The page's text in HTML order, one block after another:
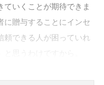
いくことが期待できま
贈与することにインセ
頼できる人が困っていれ